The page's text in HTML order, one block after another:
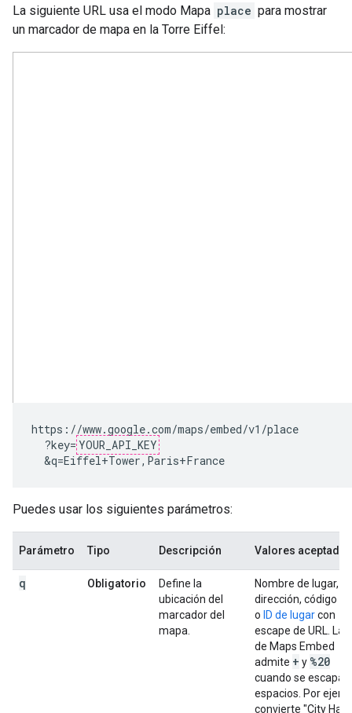
La siguiente URL usa el modo Mapa place para mostrar
un marcador de mapa en la Torre Eiffel:
https://www.google.com/maps/embed/v1/place
  ?key=
YOUR_API_KEY
  &q=Eiffel+Tower,Paris+France
Puedes usar los siguientes parámetros:
Parámetro Tipo Descripción Valores aceptados
q Obligatorio
Define la
ubicación del
marcador del
mapa.
Nombre de lugar,
dirección, código
o ID de lugarcon
escape de URL. La
de Maps Embed
admite + y %20
cuando se escapan
espacios. Por
convierte "City Hall,